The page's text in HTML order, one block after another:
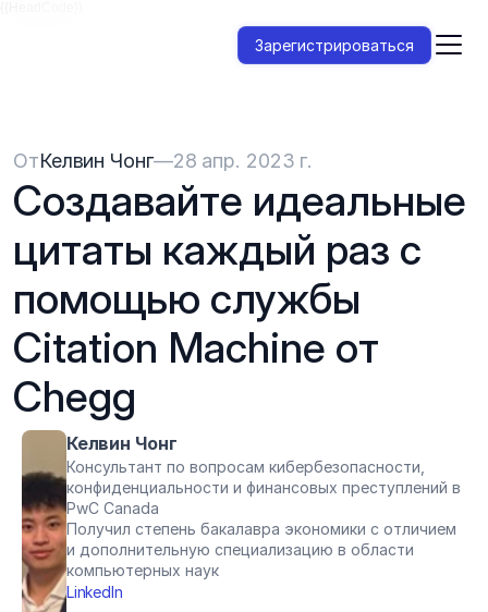
Зарегистрироваться
ОтКелвин Чонг—28 апр. 2023 г.
Создавайте идеальные
цитаты каждый раз с
помощью службы
Citation Machine от
Chegg
Келвин Чонг
Консультант по вопросам кибербезопасности,
конфиденциальности и финансовых преступлений в
PwC Canada
Получил степень бакалавра экономики с отличием
и дополнительную специализацию в области
компьютерных наук
LinkedIn